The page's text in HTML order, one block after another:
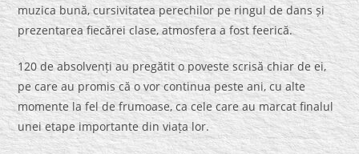
muzica bună, cursivitatea perechilor pe ringul de dans și
prezentarea fiecărei clase, atmosfera a fost feerică.
120 de absolvenți au pregătit o poveste scrisă chiar de ei,
pe care au promis că o vor continua peste ani, cu alte
momente la fel de frumoase, ca cele care au marcat finalul
unei etape importante din viața lor.